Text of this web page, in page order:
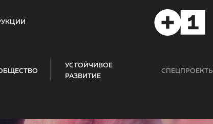
УСТОЙЧИВОЕ
РАЗВИТИЕ
СПЕЦПРОЕКТЫ